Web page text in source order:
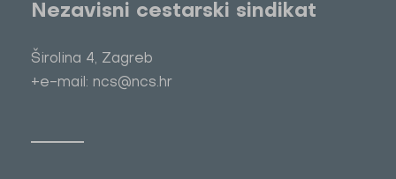
Nezavisni cestarski sindikat
Širolina 4, Zagreb
+e-mail: ncs@ncs.hr